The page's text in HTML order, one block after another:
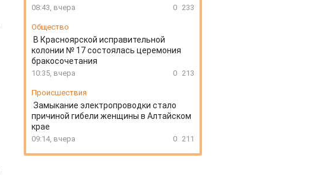
08:43, вчера 0 233
Общество
В Красноярской исправительной
колонии № 17 состоялась церемония
бракосочетания
10:35, вчера 0 213
Происшествия
Замыкание электропроводки стало
причиной гибели женщины в Алтайском
крае
09:14, вчера 0 211